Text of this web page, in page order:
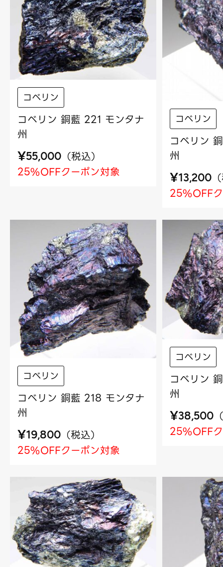
コベリン
コベリン 銅藍 221 モンタナ
州
¥55,000 （税込）
25%OFFクーポン対象
コベリン
コベリン
州
¥13,200 （
25%OFF
コベリン
コベリン 銅藍 218 モンタナ
州
¥19,800 （税込）
25%OFFクーポン対象
コベリン
コベリン
州
¥38,500 （
25%OFF